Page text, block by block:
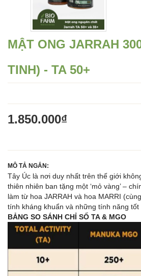
MẬT ONG JARRAH
TINH) - TA 50+
1.850.000₫
MÔ TẢ NGẮN:
Tây Úc là nơi duy nhất trên thế giới
thiên nhiên ban tặng một ‘mỏ vàng’ –
làm từ hoa JARRAH và hoa MARRI
tính kháng khuẩn và những tính năng tốt
BẢNG SO SÁNH CHỈ SỐ TA & MGO